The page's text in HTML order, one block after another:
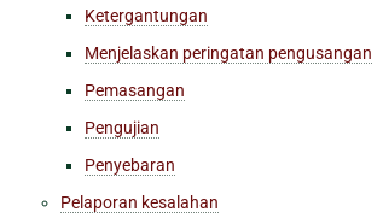
Ketergantungan
Menjelaskan peringatan pengusangan
Pemasangan
Pengujian
Penyebaran
Pelaporan kesalahan